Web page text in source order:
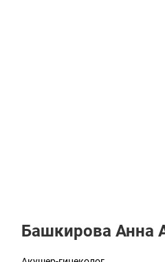
Башкирова Анна